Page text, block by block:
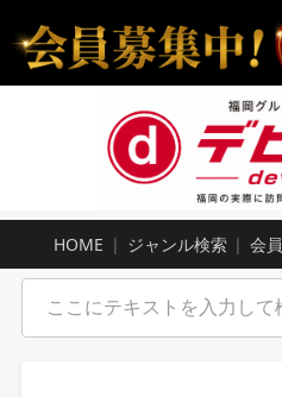
HOME ジャンル検索 会員